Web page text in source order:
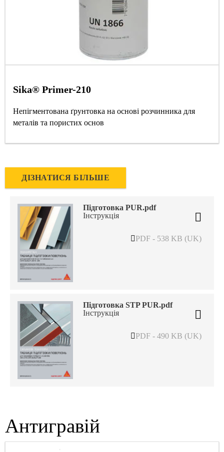
Sika® Primer-210
Непігментована ґрунтовка на основі розчинника для
металів та пористих основ
ДІЗНАТИСЯ БІЛЬШЕ
Підготовка PUR.pdf
Інструкція
PDF - 538 KB (UK)
Підготовка STP PUR.pdf
Інструкція
PDF - 490 KB (UK)
Антигравій